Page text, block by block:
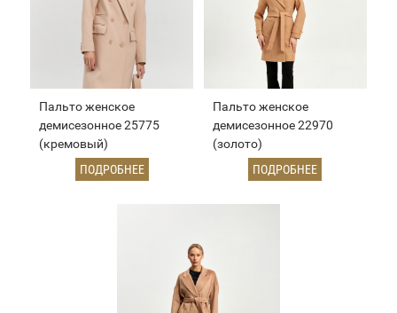
Пальто женское
демисезонное 25775
(кремовый)
ПОДРОБНЕЕ
Пальто женское
демисезонное 22970
(золото)
ПОДРОБНЕЕ